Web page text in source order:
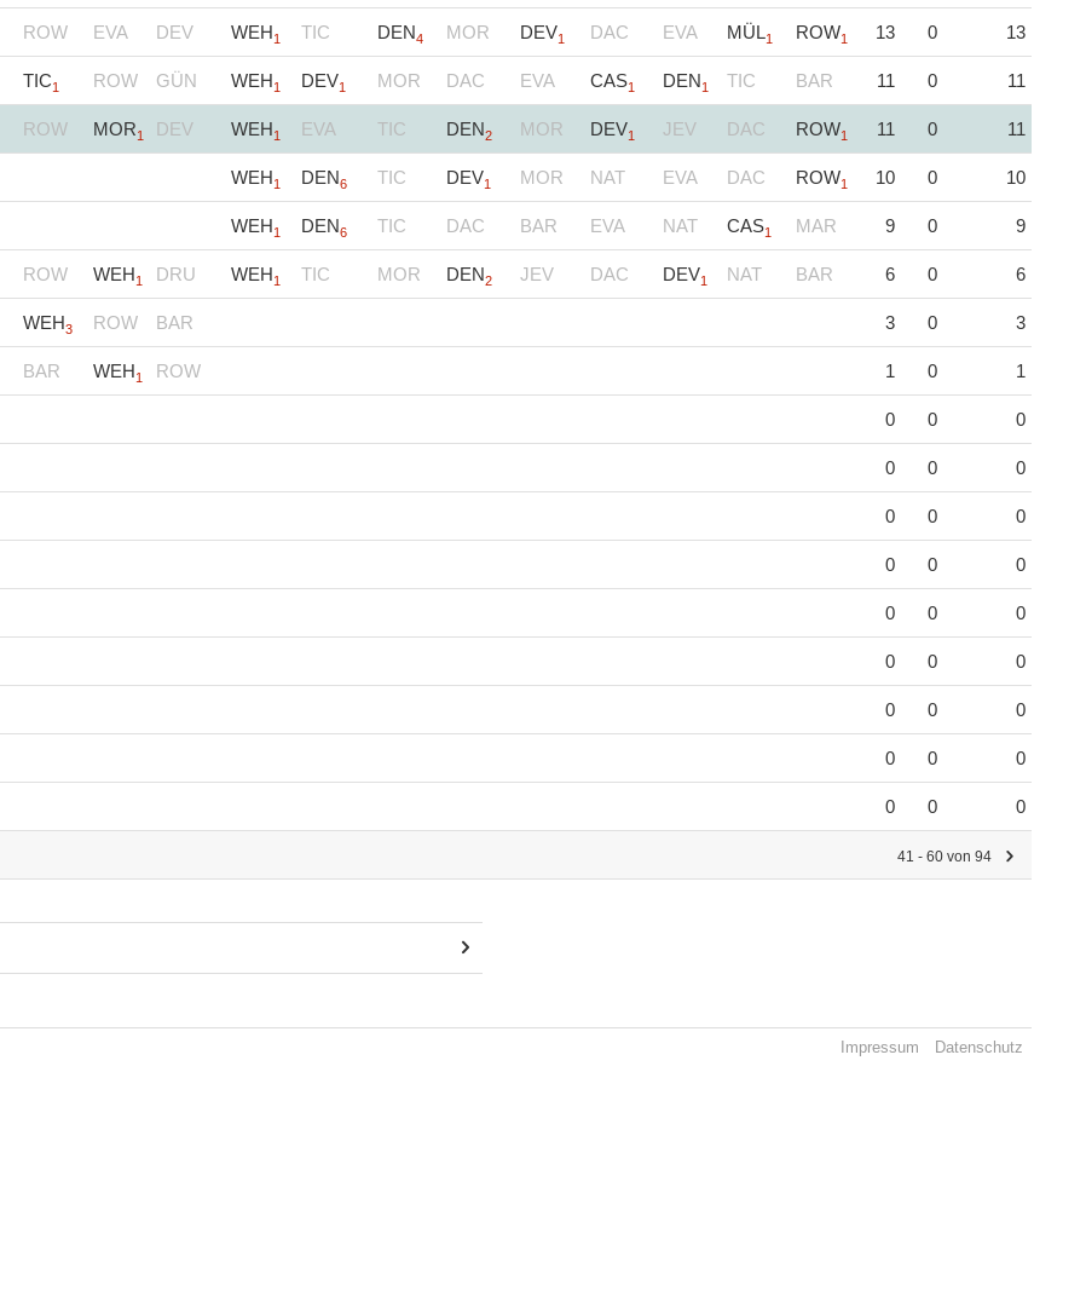
ROW EVA DEV WEH 1 TIC DEN4 MOR DEV1 DAC EVA MÜL1 ROW1 13 0 13
TIC1 ROW GÜN WEH 1 DEV1 MOR DAC EVA CAS1 DEN 1 TIC BAR 11 0 11
ROW MOR1 DEV WEH 1 EVA TIC DEN2 MOR DEV1 JEV DAC ROW1 11 0 11
WEH 1 DEN6 TIC DEV1 MOR NAT EVA DAC ROW1 10 0 10
WEH 1 DEN6 TIC DAC BAR EVA NAT CAS1 MAR 9 0 9
ROW WEH 1 DRU WEH 1 TIC MOR DEN2 JEV DAC DEV1 NAT BAR 6 0 6
WEH3 ROW BAR 3 0 3
BAR WEH 1 ROW 1 0 1
0 0 0
0 0 0
0 0 0
0 0 0
0 0 0
0 0 0
0 0 0
0 0 0
0 0 0
41 - 60 von 94
Impressum Datenschutz